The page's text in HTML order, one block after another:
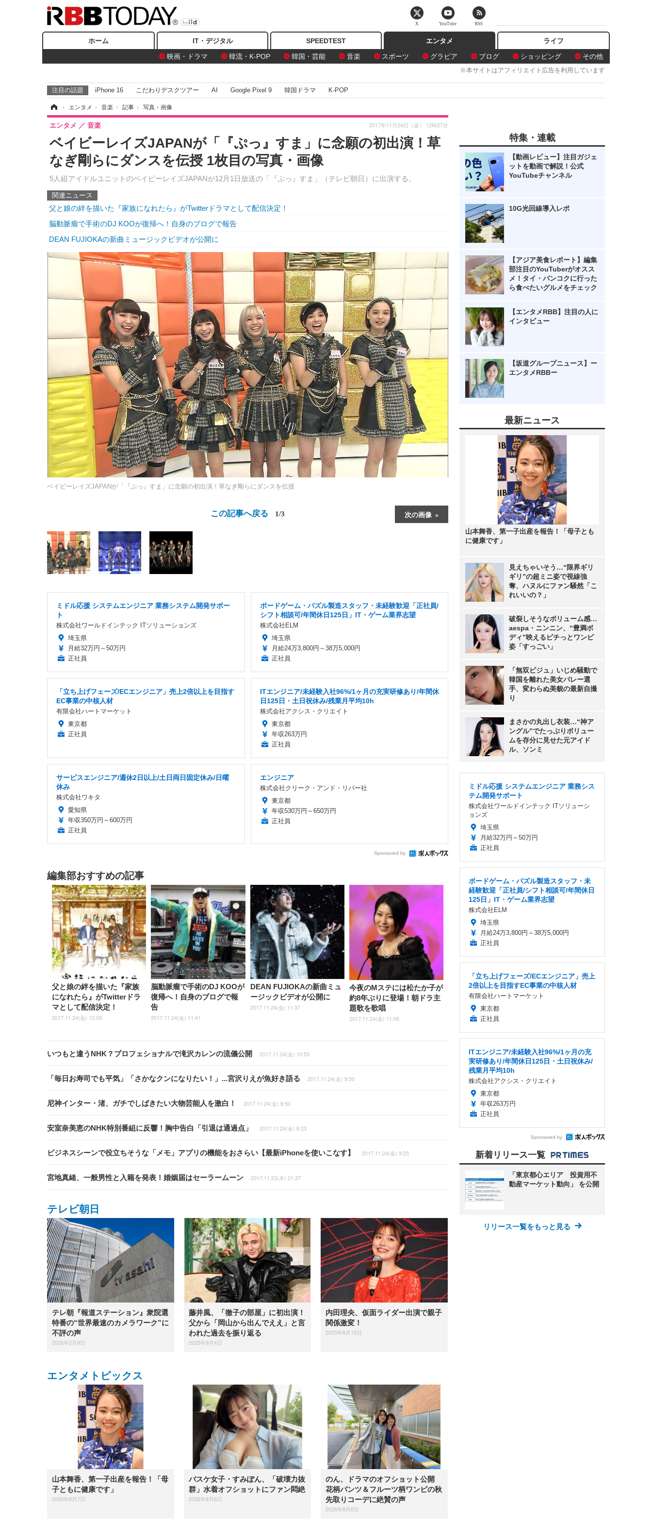
ホーム IT・デジタル SPEEDTEST
エンタメ
映画・ドラマ
韓流・K-POP 韓国・芸能 音楽 スポーツ グラビア ブログ ショッピング その他
ライフ
※本サイトはアフィリエイト広告を利用しています
注目の話題 iPhone 16 こだわりデスクツアー AI Google Pixel 9 韓国ドラマ K-POP
› エンタメ › 音楽 › 記事 › 写真・画像
ベイビーレイズJAPANが「『ぷっ』すま」に念願の初出演！草
なぎ剛らにダンスを伝授 1枚目の写真・画像
5人組アイドルユニットのベイビーレイズJAPANが12月1日放送の「『ぷっ』すま」（テレビ朝日）に出演する。
エンタメ 音楽 2017年11月24日（金） 12時27分
関連ニュース
父と娘の絆を描いた『家族になれたら』がTwitterドラマとして配信決定！
脳動脈瘤で手術のDJ KOOが復帰へ！自身のブログで報告
DEAN FUJIOKAの新曲ミュージックビデオが公開に
ベイビーレイズJAPANが「『ぷっ』すま」に念願の初出演！草なぎ剛らにダンスを伝授
次の画像
この記事へ戻る 1/3
ミドル応援 システムエンジニア 業務システム開発サポー
ト
株式会社ワールドインテック ITソリューションズ
埼玉県
月給32万円～50万円
正社員
ボードゲーム・パズル製造スタッフ・未経験歓迎「正社員/
シフト相談可/年間休日125日」IT・ゲーム業界志望
株式会社ELM
埼玉県
月給24万3,800円～38万5,000円
正社員
「立ち上げフェーズ/ECエンジニア」売上2倍以上を目指す
EC事業の中核人材
有限会社ハートマーケット
東京都
正社員
ITエンジニア/未経験入社96%/1ヶ月の充実研修あり/年間休
日125日・土日祝休み/残業月平均10h
株式会社アクシス・クリエイト
東京都
年収263万円
正社員
サービスエンジニア/週休2日以上/土日両日固定休み/日曜
休み
株式会社ワキタ
愛知県
年収350万円～600万円
正社員
エンジニア
株式会社クリーク・アンド・リバー社
東京都
年収530万円～650万円
正社員
Sponsored by
編集部おすすめの記事
父と娘の絆を描いた『家族
になれたら』がTwitterドラ
マとして配信決定！
2017.11.24(金) 12:09
脳動脈瘤で手術のDJ KOOが
復帰へ！自身のブログで報
告
2017.11.24(金) 11:41
DEAN FUJIOKAの新曲ミュ
ージックビデオが公開に
2017.11.24(金) 11:37
今夜のMステには松たか子が
約8年ぶりに登場！朝ドラ主
題歌を歌唱
2017.11.24(金) 11:06
いつもと違うNHK？プロフェショナルで滝沢カレンの流儀公開 2017.11.24(金) 10:53
「毎日お寿司でも平気」「さかなクンになりたい！」...宮沢りえが魚好き語る 2017.11.24(金) 9:50
尼神インター・渚、ガチでしばきたい大物芸能人を激白！ 2017.11.24(金) 8:50
安室奈美恵のNHK特別番組に反響！胸中告白「引退は通過点」 2017.11.24(金) 8:23
ビジネスシーンで役立ちそうな「メモ」アプリの機能をおさらい【最新iPhoneを使いこなす】 2017.11.24(金) 9:25
宮地真緒、一般男性と入籍を発表！婚姻届はセーラームーン 2017.11.23(木) 21:37
テレビ朝日
テレ朝『報道ステーション』衆院選
特番の“世界最速のカメラワーク”に
不評の声
2026年2月9日
藤井風、「徹子の部屋」に初出演！
父から「岡山から出んでええ」と言
われた過去を振り返る
2025年9月4日
内田理央、仮面ライダー出演で親子
関係激変！
2025年8月15日
エンタメトピックス
山本舞香、第一子出産を報告！「母
子ともに健康です」
2026年8月7日
バスケ女子・すみぽん、「破壊力抜
群」水着オフショットにファン悶絶
2026年8月6日
のん、ドラマのオフショット公開
花柄パンツ＆フルーツ柄ワンピの秋
先取りコーデに絶賛の声
2026年8月6日
特集・連載
【動画レビュー】注目ガジェ
ットを動画で解説！公式
YouTubeチャンネル
10G光回線導入レポ
【アジア美食レポート】編集
部注目のYouTuberがオスス
メ！タイ・バンコクに行った
ら食べたいグルメをチェック
【エンタメRBB】注目の人に
インタビュー
【坂道グループニュース】ー
エンタメRBBー
最新ニュース
山本舞香、第一子出産を報告！「母子とも
に健康です」
見えちゃいそう…“限界ギリ
ギリ”の超ミニ姿で視線強
奪、ハヌルにファン騒然「こ
れいいの？」
破裂しそうなボリューム感…
aespa・ニンニン、“豊満ボ
ディ”映えるピチっとワンピ
姿「すっごい」
「無双ビジュ」いじめ騒動で
韓国を離れた美女バレー選
手、変わらぬ美貌の最新自撮
り
まさかの丸出し衣装…“神ア
ングル”でたっぷりボリュー
ムを存分に見せた元アイド
ル、ソンミ
ミドル応援 システムエンジニア 業務シス
テム開発サポート
株式会社ワールドインテック ITソリューシ
ョンズ
埼玉県
月給32万円～50万円
正社員
ボードゲーム・パズル製造スタッフ・未
経験歓迎「正社員/シフト相談可/年間休日
125日」IT・ゲーム業界志望
株式会社ELM
埼玉県
月給24万3,800円～38万5,000円
正社員
「立ち上げフェーズ/ECエンジニア」売上
2倍以上を目指すEC事業の中核人材
有限会社ハートマーケット
東京都
正社員
ITエンジニア/未経験入社96%/1ヶ月の充
実研修あり/年間休日125日・土日祝休み/
残業月平均10h
株式会社アクシス・クリエイト
東京都
年収263万円
正社員
Sponsored by
新着リリース一覧
「東京都心エリア 投資用不
動産マーケット動向」 を公開
リリース一覧をもっと見る
X YouTube RSS